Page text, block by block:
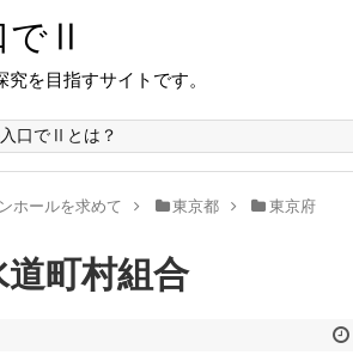
でⅡ
を目指すサイトです。
口でⅡとは？
ホールを求めて 東京都 東京府
町村組合